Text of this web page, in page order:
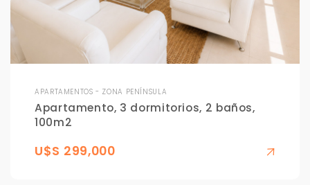
APARTAMENTOS - ZONA PENÍNSULA
Apartamento, 3 dormitorios, 2 baños,
100m2
U$S 299,000